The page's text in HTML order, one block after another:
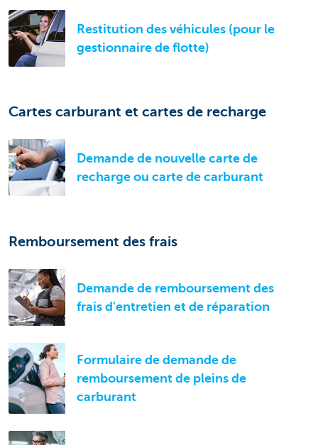
Restitution des véhicules (pour le
gestionnaire de flotte)
Cartes carburant et cartes de recharge
Demande de nouvelle carte de
recharge ou carte de carburant
Remboursement des frais
Demande de remboursement des
frais d'entretien et de réparation
Formulaire de demande de
remboursement de pleins de
carburant